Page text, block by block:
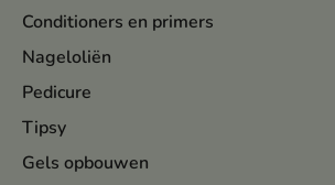
Conditioners en primers
Nageloliën
Pedicure
Tipsy
Gels opbouwen